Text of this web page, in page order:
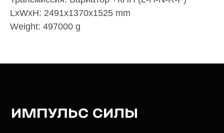
LxWxH: 2491x1370x1525 mm
Weight: 497000 g